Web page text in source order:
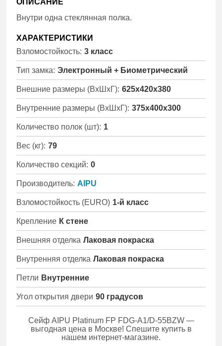
Внутри одна стеклянная полка.
ХАРАКТЕРИСТИКИ
Взломостойкость: 3 класс
Тип замка: Электронный + Биометрический
Внешние размеры (ВхШхГ): 625x420x380
Внутренние размеры (ВхШхГ): 375x400x300
Количество полок (шт): 1
Вес (кг): 79
Количество секций: 0
Производитель: AIPU
Взломостойкость (EURO) 1-й класс
Крепление К стене
Внешняя отделка Лаковая покраска
Внутренняя отделка Лаковая покраска
Петли Внутренние
Угол открытия двери 90 градусов
Сейф AIPU Platinum FP FDG-A1/D-55BZW —
выгодная цена в Москве! Спешите купить в
нашем интернет-магазине.